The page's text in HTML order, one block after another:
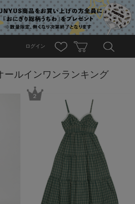
ログイン
ールインワンランキング
2